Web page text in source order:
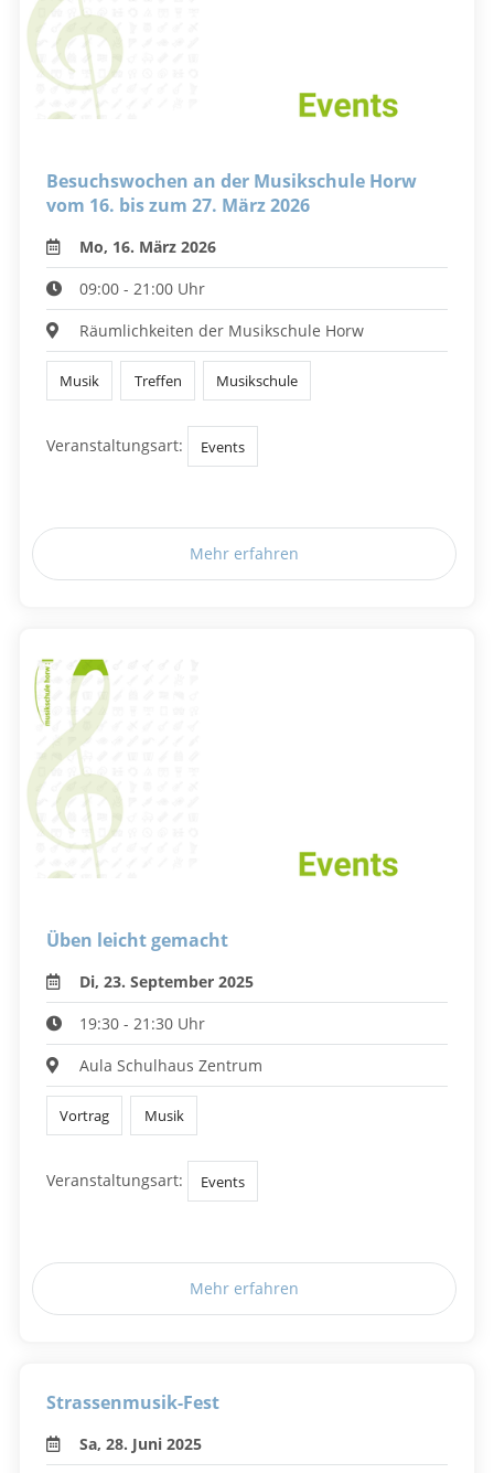
Besuchswochen an der Musikschule Horw
vom 16. bis zum 27. März 2026
Mo, 16. März 2026
09:00 - 21:00 Uhr
Räumlichkeiten der Musikschule Horw
Musik Treffen Musikschule
Veranstaltungsart: Events
Mehr erfahren
Üben leicht gemacht
Di, 23. September 2025
19:30 - 21:30 Uhr
Aula Schulhaus Zentrum
Vortrag Musik
Veranstaltungsart: Events
Mehr erfahren
Strassenmusik-Fest
Sa, 28. Juni 2025